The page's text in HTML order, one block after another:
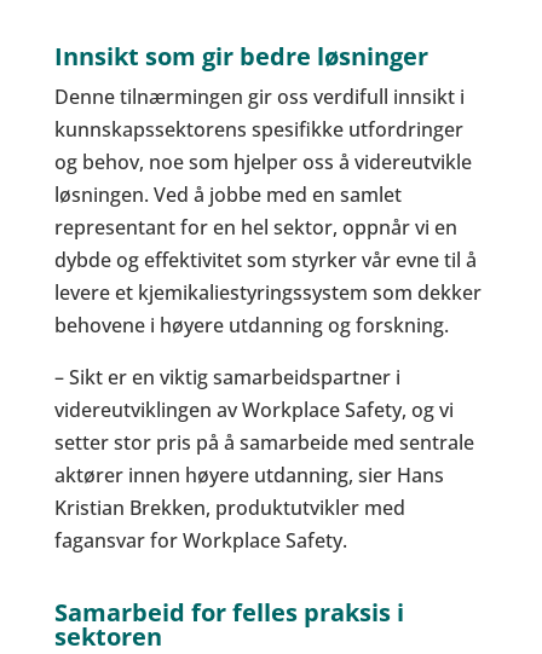
Innsikt som gir bedre løsninger
Denne tilnærmingen gir oss verdifull innsikt i
kunnskapssektorens spesifikke utfordringer
og behov, noe som hjelper oss å videreutvikle
løsningen. Ved å jobbe med en samlet
representant for en hel sektor, oppnår vi en
dybde og effektivitet som styrker vår evne til å
levere et kjemikaliestyringssystem som dekker
behovene i høyere utdanning og forskning.
– Sikt er en viktig samarbeidspartner i
videreutviklingen av Workplace Safety, og vi
setter stor pris på å samarbeide med sentrale
aktører innen høyere utdanning, sier Hans
Kristian Brekken, produktutvikler med
fagansvar for Workplace Safety.
Samarbeid for felles praksis i
sektoren